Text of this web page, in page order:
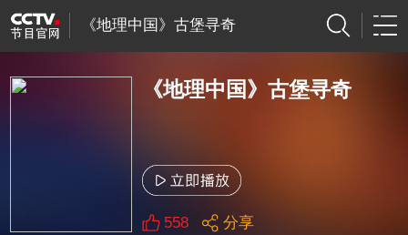
《地理中国》古堡寻奇
《地理中国》古堡寻奇
558 分享